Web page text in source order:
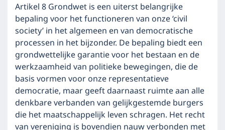
Artikel 8 Grondwet is een uiterst belangrijke
bepaling voor het functioneren van onze ‘civil
society’ in het algemeen en van democratische
processen in het bijzonder. De bepaling biedt een
grondwettelijke garantie voor het bestaan en de
werkzaamheid van politieke bewegingen, die de
basis vormen voor onze representatieve
democratie, maar geeft daarnaast ruimte aan alle
denkbare verbanden van gelijkgestemde burgers
die het maatschappelijk leven schragen. Het recht
van vereniging is bovendien nauw verbonden met